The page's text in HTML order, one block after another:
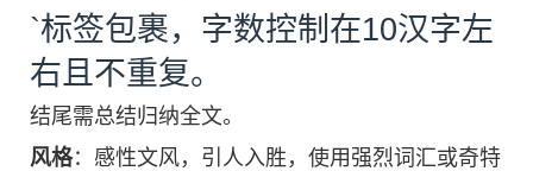
`标签包裹，字数控制在10汉字左
右且不重复。
结尾需总结归纳全文。
风格：感性文风，引人入胜，使用强烈词汇或奇特